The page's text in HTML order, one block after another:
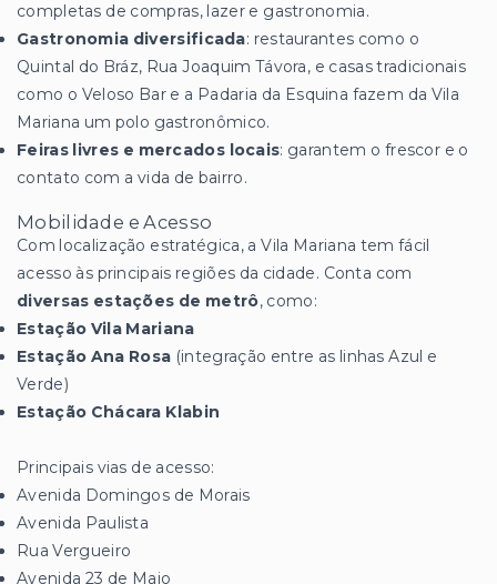
completas de compras, lazer e gastronomia.
Gastronomia diversificada: restaurantes como o
Quintal do Bráz, Rua Joaquim Távora, e casas tradicionais
como o Veloso Bar e a Padaria da Esquina fazem da Vila
Mariana um polo gastronômico.
Feiras livres e mercados locais: garantem o frescor e o
contato com a vida de bairro.
Mobilidade e Acesso
Com localização estratégica, a Vila Mariana tem fácil
acesso às principais regiões da cidade. Conta com
diversas estações de metrô, como:
Estação Vila Mariana
Estação Ana Rosa (integração entre as linhas Azul e
Verde)
Estação Chácara Klabin
Principais vias de acesso:
Avenida Domingos de Morais
Avenida Paulista
Rua Vergueiro
Avenida 23 de Maio